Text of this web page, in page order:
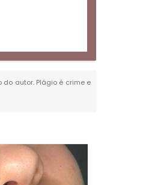
autor. Plágio é crime e